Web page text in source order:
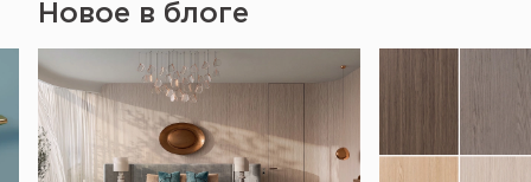
Новое в блоге